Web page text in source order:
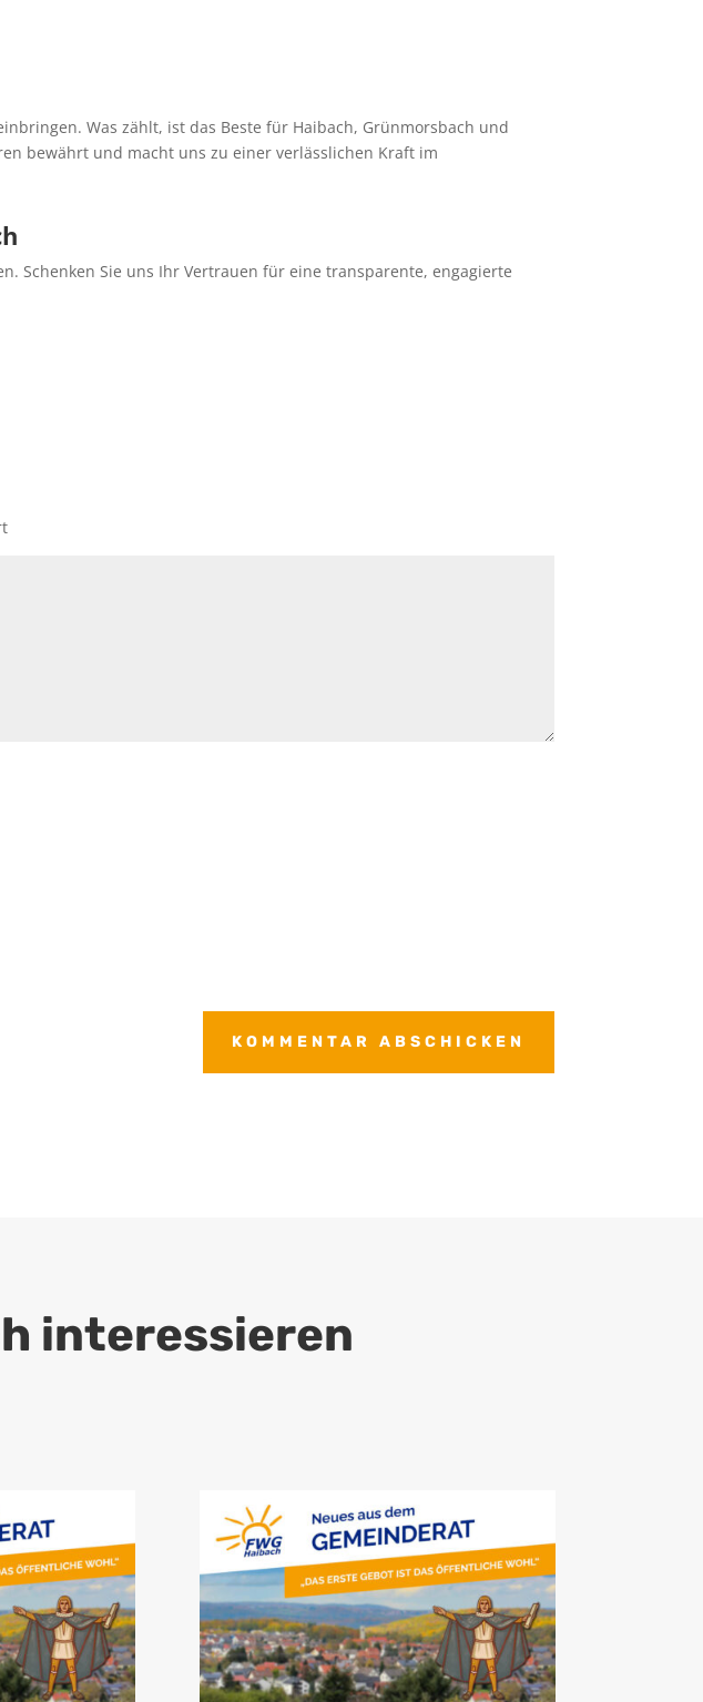
Was zählt, ist das Beste für Haibach, Grünmorsbach und
bewährt und macht uns zu einer verlässlichen Kraft im
Schenken Sie uns Ihr Vertrauen für eine transparente, engagierte
KOMMENTAR ABSCHICKEN
interessieren